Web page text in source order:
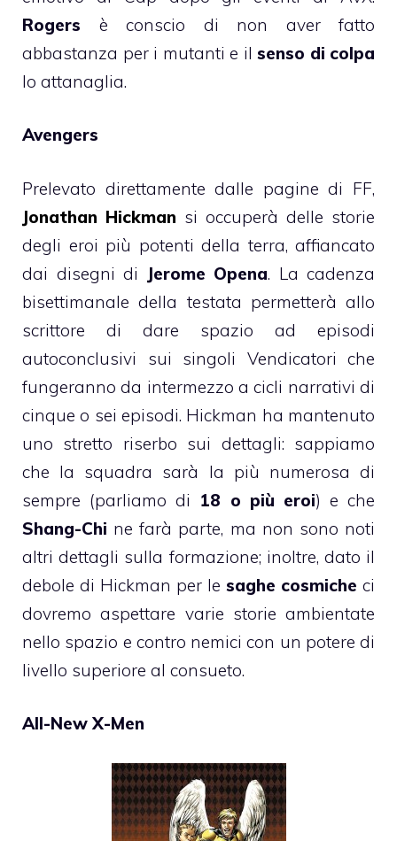
Rogers è conscio di non aver fatto
abbastanza per i mutanti e il senso di colpa
lo attanaglia.
Avengers
Prelevato direttamente dalle pagine di FF,
Jonathan Hickman si occuperà delle storie
degli eroi più potenti della terra, affiancato
dai disegni di
Jerome Opena. La cadenza
bisettimanale della testata permetterà allo
scrittore di dare spazio ad episodi
autoconclusivi sui singoli Vendicatori che
fungeranno da intermezzo a cicli narrativi di
cinque o sei episodi. Hickman ha mantenuto
uno stretto riserbo sui dettagli: sappiamo
che la squadra sarà la più numerosa di
sempre (parliamo di 18 o più eroi) e che
Shang-Chi ne farà parte, ma non sono noti
altri dettagli sulla formazione; inoltre, dato il
debole di Hickman per le saghe cosmiche ci
dovremo aspettare varie storie ambientate
nello spazio e contro nemici con un potere di
livello superiore al consueto.
All-New X-Men